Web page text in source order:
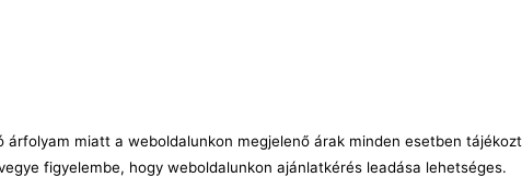
árfolyam miatt a weboldalunkon megjelenő árak minden esetben
figyelembe, hogy weboldalunkon ajánlatkérés leadása lehetséges.